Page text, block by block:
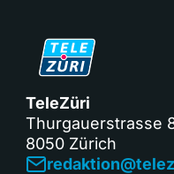
TeleZüri
Thurgauerstrasse
8050 Zürich